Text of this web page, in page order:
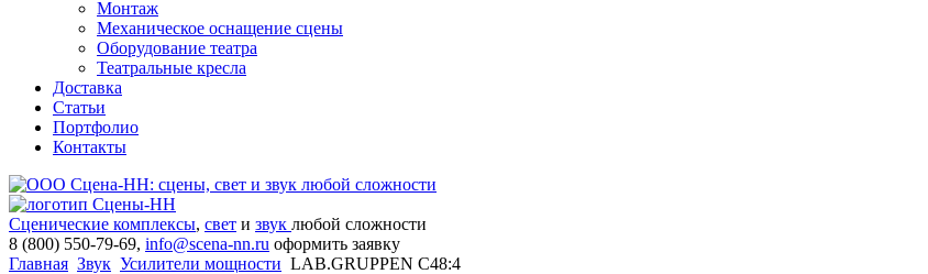
Монтаж
Механическое оснащение сцены
Оборудование театра
Театральные кресла
Доставка
Статьи
Портфолио
Контакты
Сценические комплексы, свет и звук любой сложности
8 (800) 550-79-69, info@scena-nn.ru оформить заявку
Главная Звук Усилители мощности LAB.GRUPPEN C48:4